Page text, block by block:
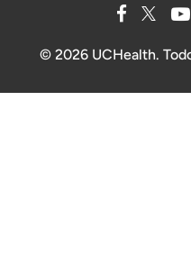
© 2026 UCHealth.